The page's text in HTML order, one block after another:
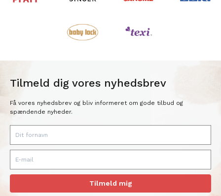
Tilmeld dig vores nyhedsbrev
Få vores nyhedsbrev og bliv informeret om gode tilbud og
spændende nyheder.
Tilmeld mig